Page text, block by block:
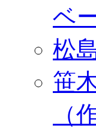
ベ
松
笹
（